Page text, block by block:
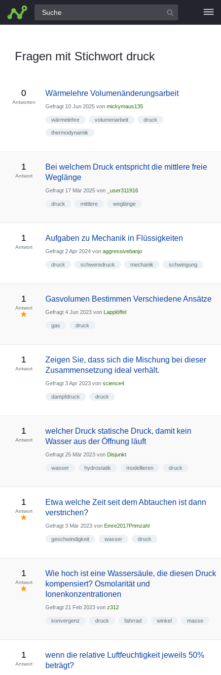
Alle Fragen
Fragen mit Stichwort druck
0
Antworten
Wärmelehre Volumenänderungsarbeit
Gefragt 10 Jun 2025 von mickymaus135
wärmelehre volumenarbeit druck
thermodynamik
1
Antwort
Bei welchem Druck entspricht die mittlere freie
Weglänge
Gefragt 17 Mär 2025 von _user311916
druck mittlere weglänge
1
Antwort
Aufgaben zu Mechanik in Flüssigkeiten
Gefragt 2 Apr 2024 von aggressivebanjo
druck schweredruck mechanik schwingung
1
Antwort
Gasvolumen Bestimmen Verschiedene Ansätze
Gefragt 4 Jun 2023 von Lapplöffel
gas druck
1
Antwort
Zeigen Sie, dass sich die Mischung bei dieser
Zusammensetzung ideal verhält.
Gefragt 3 Apr 2023 von science4
dampfdruck druck
1
Antwort
welcher Druck statische Druck, damit kein
Wasser aus der Öffnung läuft
Gefragt 25 Mär 2023 von Disjunkt
wasser hydrostatik modellieren druck
1
Antwort
Etwa welche Zeit seit dem Abtauchen ist dann
verstrichen?
Gefragt 3 Mär 2023 von Emre2017Primzahl
geschwindigkeit wasser druck
1
Antwort
Wie hoch ist eine Wassersäule, die diesen Druck
kompensiert? Osmolarität und
Ionenkonzentrationen
Gefragt 21 Feb 2023 von z312
konvergenz druck fahrrad winkel masse
1
Antwort
wenn die relative Luftfeuchtigkeit jeweils 50%
beträgt?